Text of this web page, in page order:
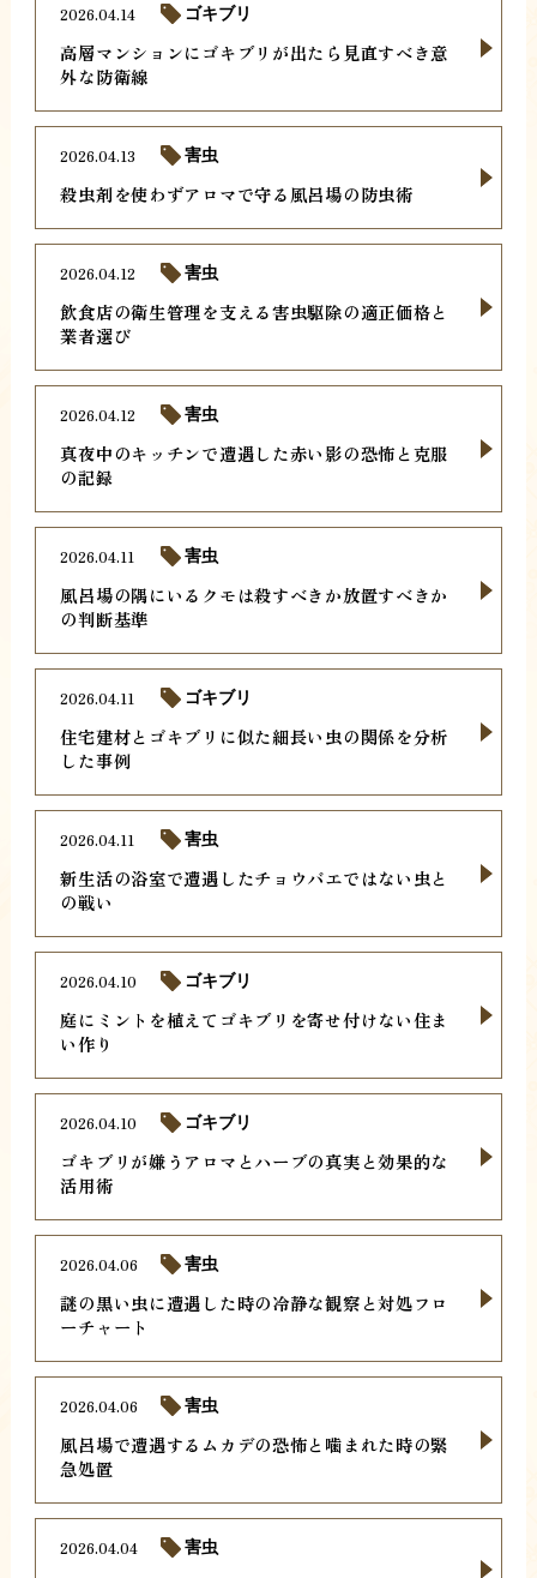
高層マンションにゴキブリが出たら見直すべき意
外な防衛線
2026.04.14 ゴキブリ
殺虫剤を使わずアロマで守る風呂場の防虫術
2026.04.13 害虫
飲食店の衛生管理を支える害虫駆除の適正価格と
業者選び
2026.04.12 害虫
真夜中のキッチンで遭遇した赤い影の恐怖と克服
の記録
2026.04.12 害虫
風呂場の隅にいるクモは殺すべきか放置すべきか
の判断基準
2026.04.11 害虫
住宅建材とゴキブリに似た細長い虫の関係を分析
した事例
2026.04.11 ゴキブリ
新生活の浴室で遭遇したチョウバエではない虫と
の戦い
2026.04.11 害虫
庭にミントを植えてゴキブリを寄せ付けない住ま
い作り
2026.04.10 ゴキブリ
ゴキブリが嫌うアロマとハーブの真実と効果的な
活用術
2026.04.10 ゴキブリ
謎の黒い虫に遭遇した時の冷静な観察と対処フロ
ーチャート
2026.04.06 害虫
風呂場で遭遇するムカデの恐怖と噛まれた時の緊
急処置
2026.04.06 害虫
2026.04.04 害虫